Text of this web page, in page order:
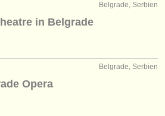
Belgrade, Serbien
in Belgrade
Belgrade, Serbien
Opera